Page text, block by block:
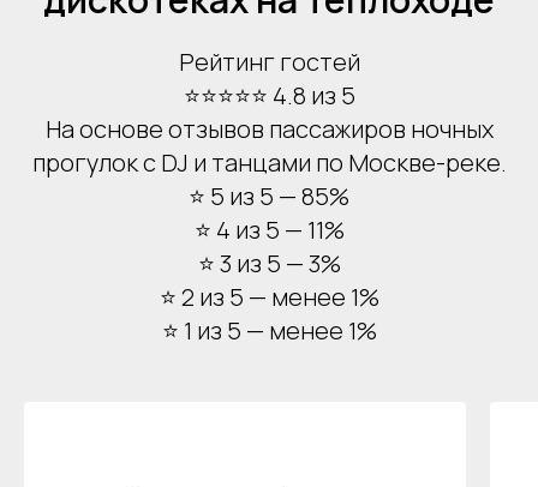
Рейтинг гостей
⭐⭐⭐⭐⭐ 4.8 из 5
На основе отзывов пассажиров ночных
прогулок с DJ и танцами по Москве-реке.
⭐ 5 из 5 — 85%
⭐ 4 из 5 — 11%
⭐ 3 из 5 — 3%
⭐ 2 из 5 — менее 1%
⭐ 1 из 5 — менее 1%